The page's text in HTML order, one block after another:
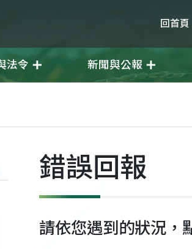
回首頁
法令 新聞與公報
錯誤回報
請依您遇到的狀況，